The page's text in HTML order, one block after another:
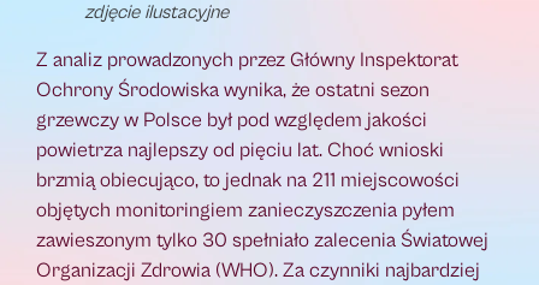
zdjęcie ilustacyjne
Z analiz prowadzonych przez Główny Inspektorat
Ochrony Środowiska wynika, że ostatni sezon
grzewczy w Polsce był pod względem jakości
powietrza najlepszy od pięciu lat. Choć wnioski
brzmią obiecująco, to jednak na 211 miejscowości
objętych monitoringiem zanieczyszczenia pyłem
zawieszonym tylko 30 spełniało zalecenia Światowej
Organizacji Zdrowia (WHO). Za czynniki najbardziej